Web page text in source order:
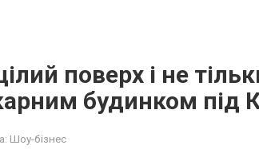
поверх і не
будинком під
Шоу-бізнес